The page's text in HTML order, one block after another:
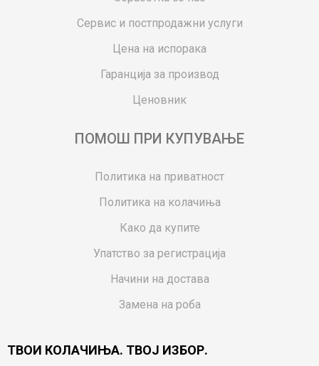
Сервис и постпродажни услуги
Цена на испорака
Гаранција за производ
Ценовник
ПОМОШ ПРИ КУПУВАЊЕ
Политика на приватност
Политика на колачиња
Како да купите
Упатство за регистрација
Начини на достава
Замена на роба
Ваучери
ТВОИ КОЛАЧИЊА. ТВОЈ ИЗБОР.